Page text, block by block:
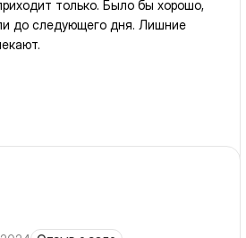
только. Было бы хорошо,
до следующего дня. Лишние